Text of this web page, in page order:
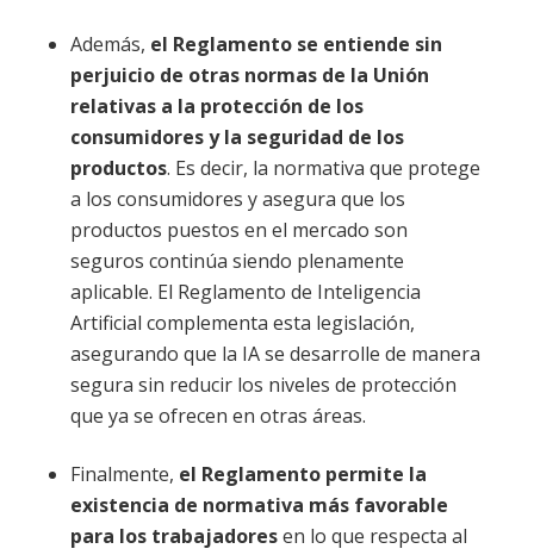
Además, el Reglamento se entiende sin
perjuicio de otras normas de la Unión
relativas a la protección de los
consumidores y la seguridad de los
productos. Es decir, la normativa que protege
a los consumidores y asegura que los
productos puestos en el mercado son
seguros continúa siendo plenamente
aplicable. El Reglamento de Inteligencia
Artificial complementa esta legislación,
asegurando que la IA se desarrolle de manera
segura sin reducir los niveles de protección
que ya se ofrecen en otras áreas.
Finalmente, el Reglamento permite la
existencia de normativa más favorable
para los trabajadoresen lo que respecta al